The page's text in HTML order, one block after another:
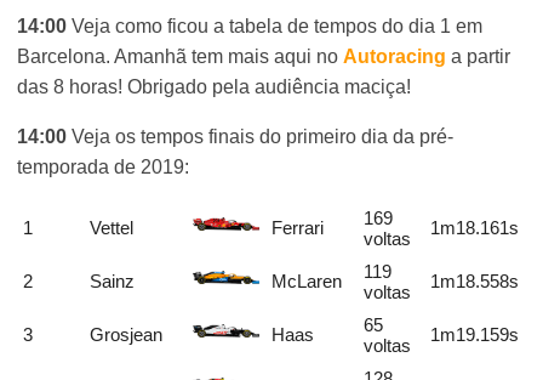
14:00 Veja como ficou a tabela de tempos do dia 1 em
Barcelona. Amanhã tem mais aqui noAutoracing a partir
das 8 horas! Obrigado pela audiência maciça!
14:00 Veja os tempos finais do primeiro dia da pré-
temporada de 2019:
1 Vettel Ferrari
169
voltas
1m18.161s
2 Sainz McLaren
119
voltas
1m18.558s
3 Grosjean Haas
65
voltas
1m19.159s